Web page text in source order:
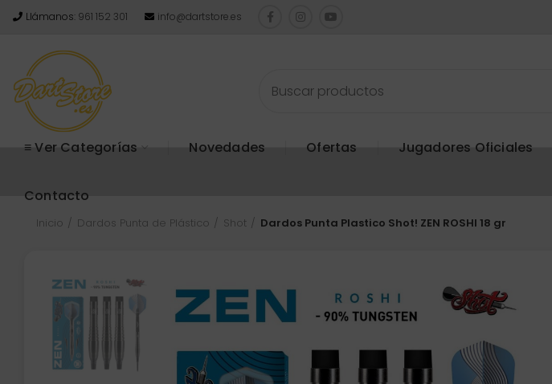
Llámanos: 961 152 301 info@dartstore.es
≡ Ver Categorías Novedades Ofertas Jugadores Oficiales
Contacto
Inicio Dardos Punta de Plástico Shot Dardos Punta Plastico Shot! ZEN ROSHI 18 gr